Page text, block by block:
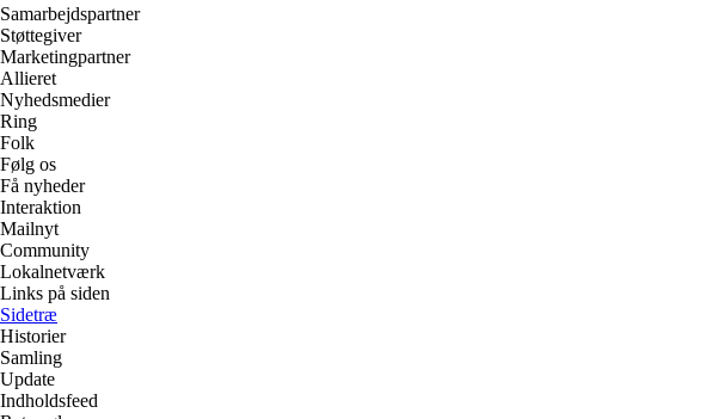
Samarbejdspartner
Støttegiver
Marketingpartner
Allieret
Nyhedsmedier
Ring
Folk
Følg os
Få nyheder
Interaktion
Mailnyt
Community
Lokalnetværk
Links på siden
Sidetræ
Historier
Samling
Update
Indholdsfeed